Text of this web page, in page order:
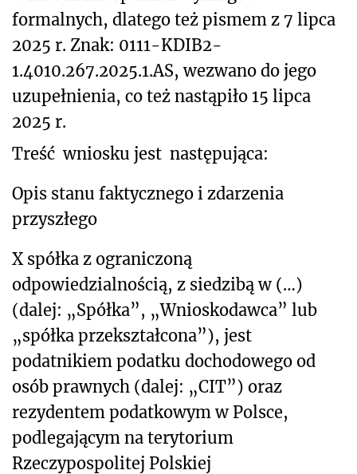
formalnych, dlatego też pismem z 7 lipca
2025 r. Znak: 0111-KDIB2-
1.4010.267.2025.1.AS, wezwano do jego
uzupełnienia, co też nastąpiło 15 lipca
2025 r.
Treść wniosku jest następująca:
Opis stanu faktycznego i zdarzenia
przyszłego
X spółka z ograniczoną
odpowiedzialnością, z siedzibą w (…)
(dalej: „Spółka”, „Wnioskodawca” lub
„spółka przekształcona”), jest
podatnikiem podatku dochodowego od
osób prawnych (dalej: „CIT”) oraz
rezydentem podatkowym w Polsce,
podlegającym na terytorium
Rzeczypospolitej Polskiej